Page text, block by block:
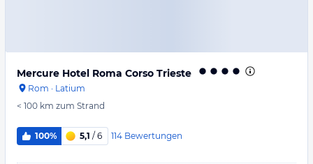
Mercure Hotel Roma Corso Trieste
Rom · Latium
< 100 km zum Strand
100% 5,1 / 6 114 Bewertungen